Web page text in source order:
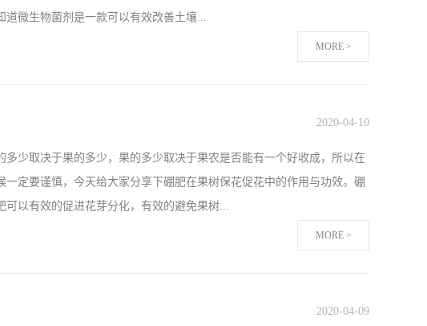
微生物菌剂是一款可以有效改善土壤...
用的一直都是传统的复合肥料，西红柿苗不仅成活率很低，长势差，土
红柿提早7天上市，最主要的也是自己的收益提高了很多，张大哥表示
用翠姆微生物菌剂西红柿是我们大家生活中不可缺少的蔬菜，品质，外
品质又能提高收益。以上就是我给大家带来的分享，希望能给大家带来
MORE >
少取决于果的多少，果的多少取决于果农是否能有一个好收成，所以在
定要谨慎，今天给大家分享下硼肥在果树保花促花中的作用与功效。硼
以有效的促进花芽分化，有效的避免果树...
，使用不当容易产生硼中毒现象，所以在选择硼肥时一定要选择安全性
2020-04-10
MORE >
2020-04-09